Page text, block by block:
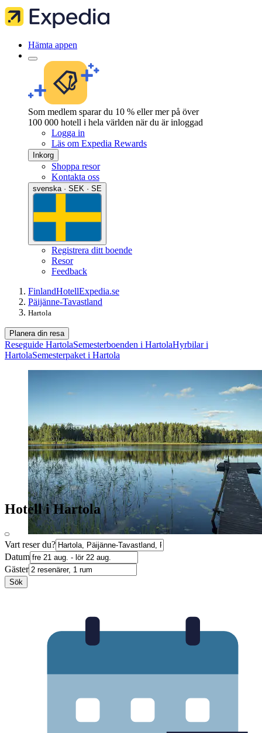
Hämta appen
Som medlem sparar du 10 % eller mer på över
100 000 hotell i hela världen när du är inloggad
Logga in
Läs om Expedia Rewards
Inkorg
Shoppa resor
Kontakta oss
svenska · SEK · SE
Registrera ditt boende
Resor
Feedback
FinlandHotellExpedia.se
Päijänne-Tavastland
Hartola
Planera din resa
Reseguide HartolaSemesterboenden i HartolaHyrbilar i
HartolaSemesterpaket i Hartola
Hotell i Hartola
Vart reser du?
Datum
Gäster
Sök